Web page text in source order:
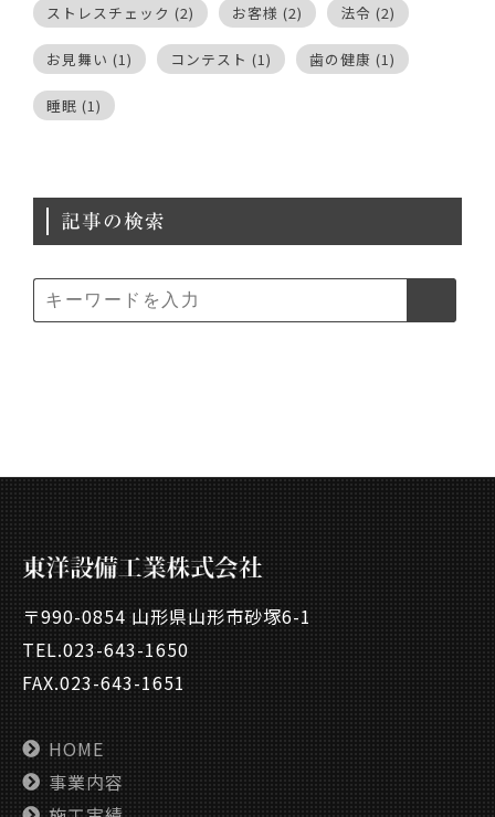
ストレスチェック (2) お客様 (2) 法令 (2)
お見舞い (1) コンテスト (1) 歯の健康 (1)
睡眠 (1)
記事の検索
〒990-0854 山形県山形市砂塚6-1
TEL.023-643-1650
FAX.023-643-1651
HOME
事業内容